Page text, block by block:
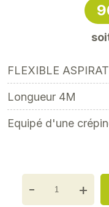
FLEXIBLE
Longueur 4M
Equipé d'une
- +